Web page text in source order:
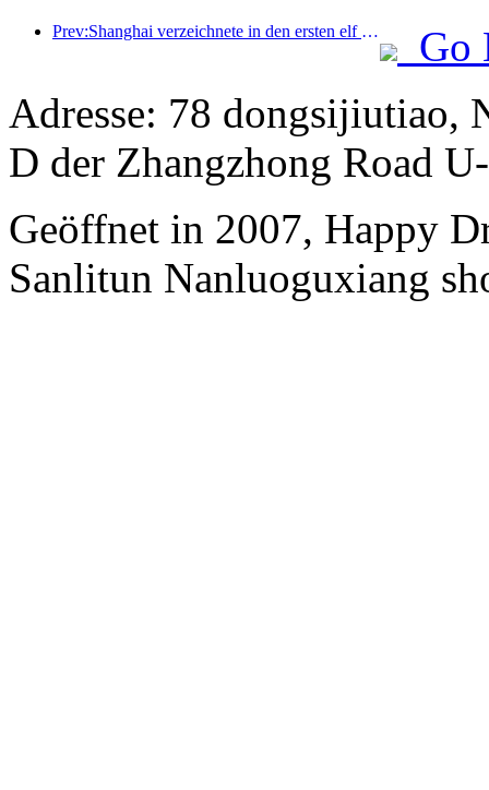
Prev:Shanghai verzeichnete in den ersten elf Monaten des Jahres 8,282 Millionen ankommende Touristen und übertraf damit die anfänglichen Erwartungen.
Go
Adresse: 78 dongsijiutiao,
D der Zhangzhong Road
Geöffnet in 2007, Happy
Sanlitun Nanluoguxiang